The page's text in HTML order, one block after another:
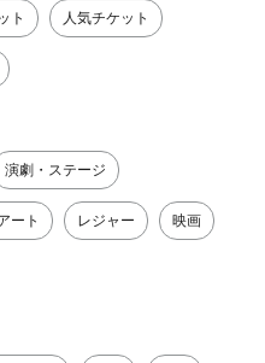
ト 人気チケット
演劇・ステージ
ート レジャー 映画